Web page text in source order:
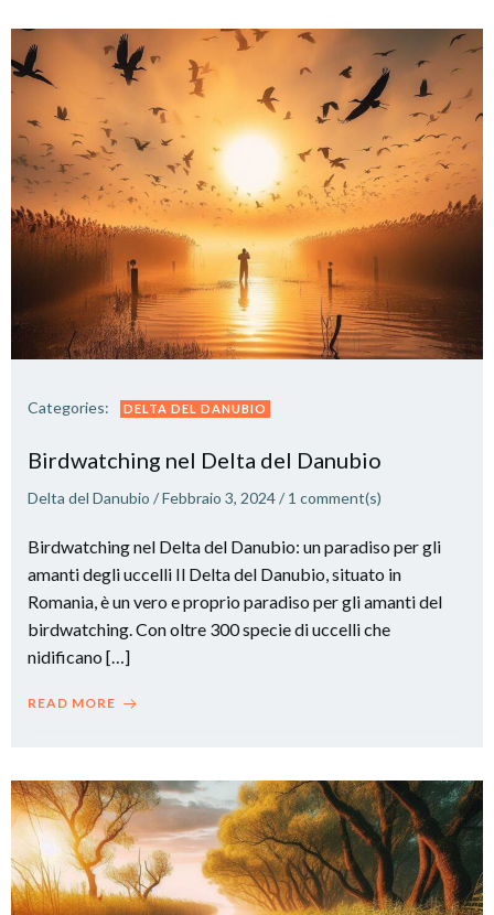
Categories: DELTA DEL DANUBIO
Birdwatching nel Delta del Danubio
Delta del Danubio /Febbraio 3, 2024/ 1 comment(s)
Birdwatching nel Delta del Danubio: un paradiso per gli
amanti degli uccelli Il Delta del Danubio, situato in
Romania, è un vero e proprio paradiso per gli amanti del
birdwatching. Con oltre 300 specie di uccelli che
nidificano […]
READ MORE